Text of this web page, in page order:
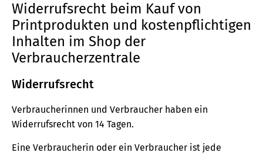
Elemente
Musterbrief (RTF)
E-Broschüre
Widerrufsrecht beim Kauf von
Printprodukten und kostenpflichtigen
Inhalten im Shop der
Verbraucherzentrale
Widerrufsrecht
Verbraucherinnen und Verbraucher haben ein
Widerrufsrecht von 14 Tagen.
Eine Verbraucherin oder ein Verbraucher ist jede